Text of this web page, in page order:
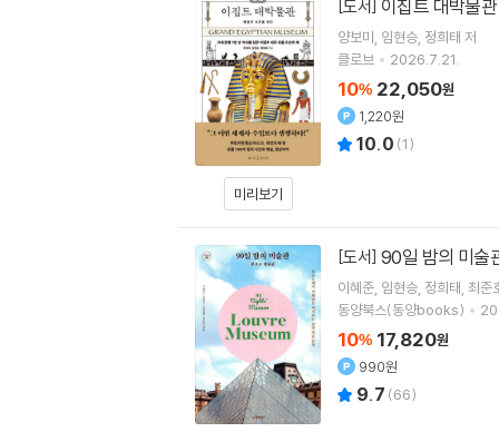
미리보기
[도서] 이집트 대박물
양보미 임현승 정희태 저
클로브
2026.7.21.
10% 22,050원
1,220원
10.0 (1)
[도서] 90일 밤의 미술
이혜준 임현승 정희태 최준
동양북스(동양books)
10% 17,820원
990원
9.7 (66)